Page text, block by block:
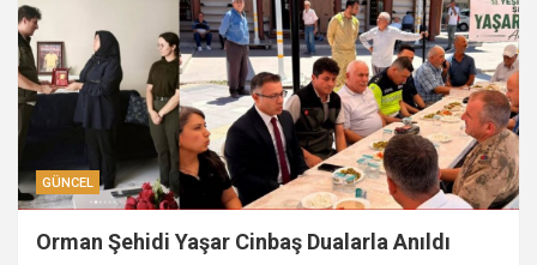
GÜNCEL
Orman Şehidi Yaşar Cinbaş Dualarla Anıldı